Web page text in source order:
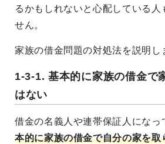
るかもしれないと心配している人
せん。
家族の借金問題の対処法を説明し
1-3-1. 基本的に家族の借金で
はない
借金の名義人や連帯保証人になっ
本的に家族の借金で自分の家を取